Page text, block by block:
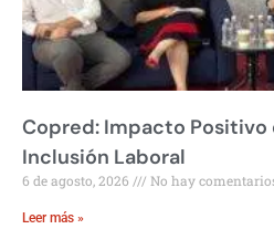
Copred: Impacto Positivo
Inclusión Laboral
6 de agosto, 2026 No hay
Leer más »